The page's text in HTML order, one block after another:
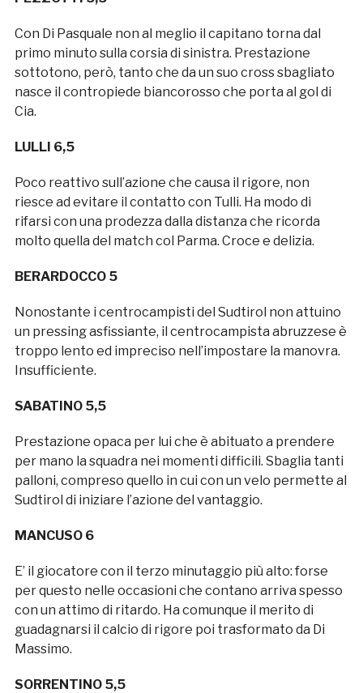
Con Di Pasquale non al meglio il capitano torna dal
primo minuto sulla corsia di sinistra. Prestazione
sottotono, però, tanto che da un suo cross sbagliato
nasce il contropiede biancorosso che porta al gol di
Cia.
LULLI 6,5
Poco reattivo sull’azione che causa il rigore, non
riesce ad evitare il contatto con Tulli. Ha modo di
rifarsi con una prodezza dalla distanza che ricorda
molto quella del match col Parma. Croce e delizia.
BERARDOCCO 5
Nonostante i centrocampisti del Sudtirol non attuino
un pressing asfissiante, il centrocampista abruzzese è
troppo lento ed impreciso nell’impostare la manovra.
Insufficiente.
SABATINO 5,5
Prestazione opaca per lui che è abituato a prendere
per mano la squadra nei momenti difficili. Sbaglia tanti
palloni, compreso quello in cui con un velo permette al
Sudtirol di iniziare l’azione del vantaggio.
MANCUSO 6
E’ il giocatore con il terzo minutaggio più alto: forse
per questo nelle occasioni che contano arriva spesso
con un attimo di ritardo. Ha comunque il merito di
guadagnarsi il calcio di rigore poi trasformato da Di
Massimo.
SORRENTINO 5,5